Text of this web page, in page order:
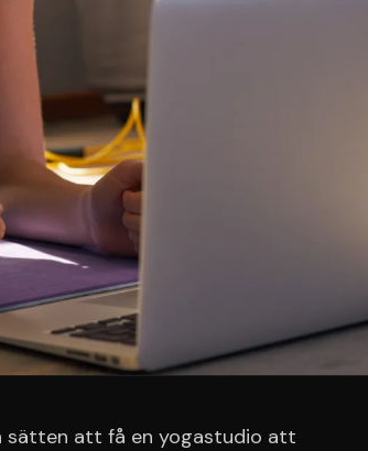
sätten att få en yogastudio att